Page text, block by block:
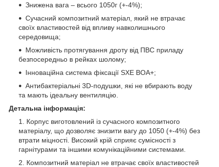
Знижена вага – всього 1050г (+-4%);
Сучасний композитний матеріал, який не втрачає
своїх властивостей від впливу навколишнього
середовища;
Можливість протягування дроту від ПВС приладу
безпосередньо в рейках шолому;
Інноваційна система фіксації SXE BOA+;
Антибактеріальні 3D-подушки, які не вбирають воду
та мають ідеальну вентиляцію.
Детальна інформація:
Корпус виготовлений із сучасного композитного
матеріалу, що дозволяє знизити вагу до 1050 (+-4%) без
втрати міцності. Високий крій сприяє сумісності з
гарнітурами та іншими комунікаційними системами.
Композитний матеріал не втрачає своїх властивостей